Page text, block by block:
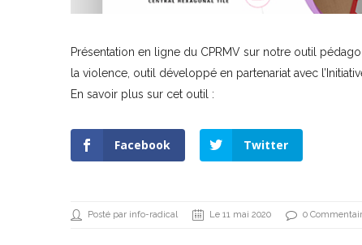
Présentation en ligne du CPRMV sur notre outil
la violence, outil développé en partenariat avec
En savoir plus sur cet outil :
Facebook Twitter
Posté par info-radical Le 11 mai 2020 0